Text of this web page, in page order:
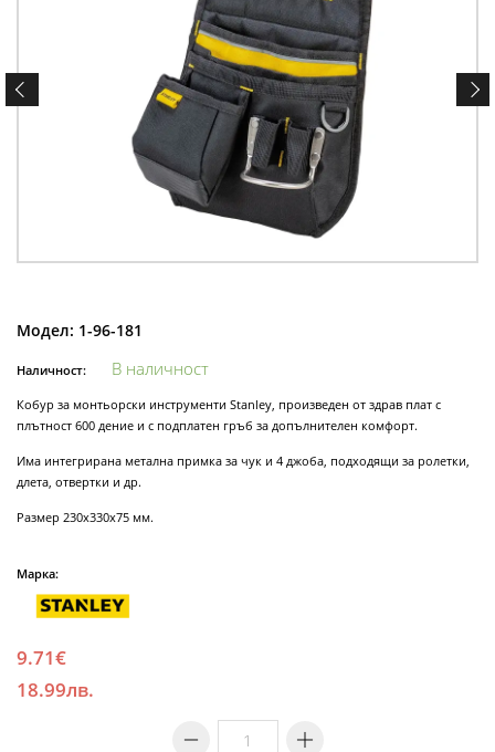
Модел: 1-96-181
Наличност: В наличност
Кобур за монтьорски инструменти Stanley, произведен от здрав плат с
плътност 600 дение и с подплатен гръб за допълнителен комфорт.
Има интегрирана метална примка за чук и 4 джоба, подходящи за ролетки,
длета, отвертки и др.
Размер 230x330x75 мм.
Марка:
9.71€
18.99лв.